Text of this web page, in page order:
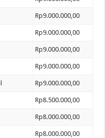
Rp9.000.000,00
Rp9.000.000,00
Rp9.000.000,00
Rp9.000.000,00
Rp9.000.000,00
Rp8.500.000,00
Rp8.000.000,00
Rp8.000.000,00